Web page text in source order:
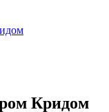
Кридом